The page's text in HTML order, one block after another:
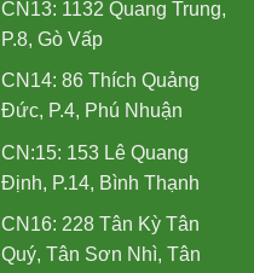
CN13: 1132 Quang Trung,
P.8, Gò Vấp
CN14: 86 Thích Quảng
Đức, P.4, Phú Nhuận
CN:15: 153 Lê Quang
Định, P.14, Bình Thạnh
CN16: 228 Tân Kỳ Tân
Quý, Tân Sơn Nhì, Tân